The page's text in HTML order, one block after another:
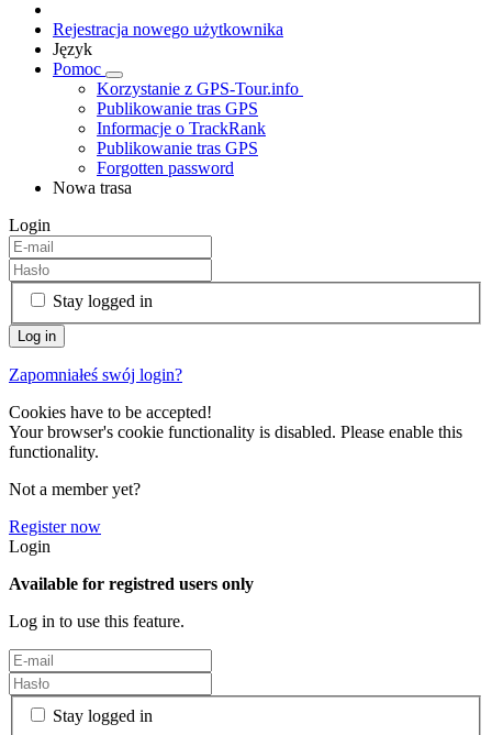
Rejestracja nowego użytkownika
Język
Pomoc
Korzystanie z GPS-Tour.info
Publikowanie tras GPS
Informacje o TrackRank
Publikowanie tras GPS
Forgotten password
Nowa trasa
Login
Stay logged in
Zapomniałeś swój login?
Cookies have to be accepted!
Your browser's cookie functionality is disabled. Please enable this
functionality.
Not a member yet?
Register now
Login
Available for registred users only
Log in to use this feature.
Stay logged in